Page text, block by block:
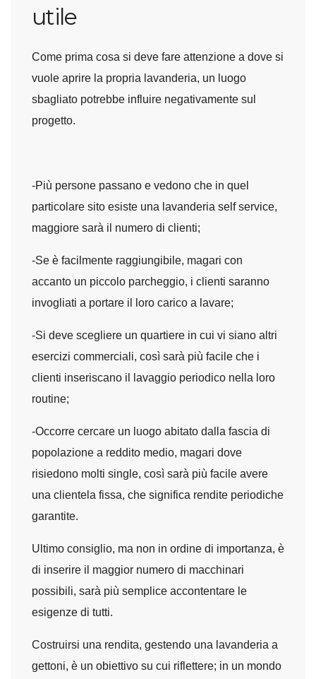
utile
Come prima cosa si deve fare attenzione a dove si
vuole aprire la propria lavanderia, un luogo
sbagliato potrebbe influire negativamente sul
progetto.
-Più persone passano e vedono che in quel
particolare sito esiste una lavanderia self service,
maggiore sarà il numero di clienti;
-Se è facilmente raggiungibile, magari con
accanto un piccolo parcheggio, i clienti saranno
invogliati a portare il loro carico a lavare;
-Si deve scegliere un quartiere in cui vi siano altri
esercizi commerciali, così sarà più facile che i
clienti inseriscano il lavaggio periodico nella loro
routine;
-Occorre cercare un luogo abitato dalla fascia di
popolazione a reddito medio, magari dove
risiedono molti single, così sarà più facile avere
una clientela fissa, che significa rendite periodiche
garantite.
Ultimo consiglio, ma non in ordine di importanza, è
di inserire il maggior numero di macchinari
possibili, sarà più semplice accontentare le
esigenze di tutti.
Costruirsi una rendita, gestendo una lavanderia a
gettoni, è un obiettivo su cui riflettere; in un mondo